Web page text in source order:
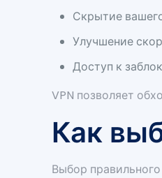
Скрытие
Улучшение
Доступ к
VPN позволяет
Как
Выбор